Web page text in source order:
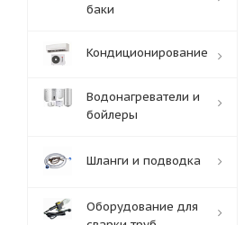
баки
Кондиционирование
Водонагреватели и
бойлеры
Шланги и подводка
Оборудование для